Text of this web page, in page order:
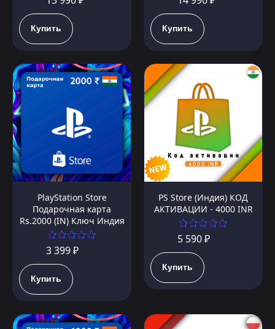
Купить Купить
PlayStation Store
Подарочная карта
Rs.2000 (IN) Ключ Индия
3 399 ₽
Купить
PS Store (Индия) КОД
АКТИВАЦИИ - 4000 INR
5 590 ₽
Купить